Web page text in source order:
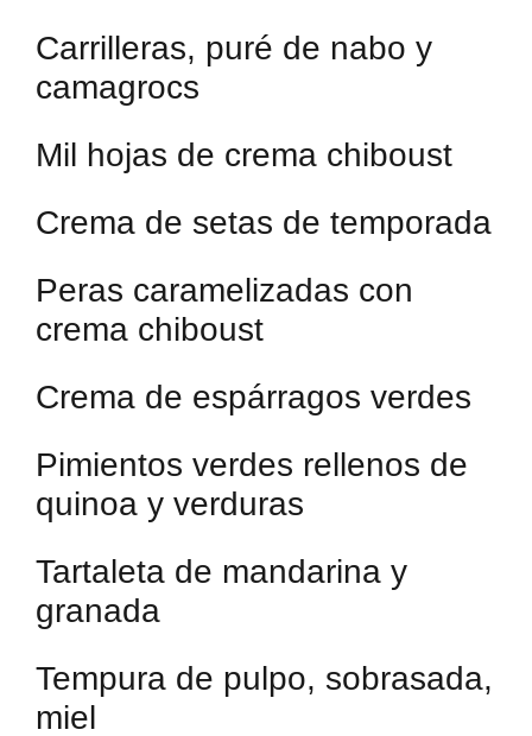
Carrilleras, puré de nabo y
camagrocs
Mil hojas de crema chiboust
Crema de setas de temporada
Peras caramelizadas con
crema chiboust
Crema de espárragos verdes
Pimientos verdes rellenos de
quinoa y verduras
Tartaleta de mandarina y
granada
Tempura de pulpo, sobrasada,
miel